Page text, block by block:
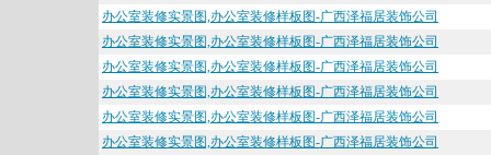
办公室装修实景图,办公室装修样板图-广西泽福居装饰公司
办公室装修实景图,办公室装修样板图-广西泽福居装饰公司
办公室装修实景图,办公室装修样板图-广西泽福居装饰公司
办公室装修实景图,办公室装修样板图-广西泽福居装饰公司
办公室装修实景图,办公室装修样板图-广西泽福居装饰公司
办公室装修实景图,办公室装修样板图-广西泽福居装饰公司